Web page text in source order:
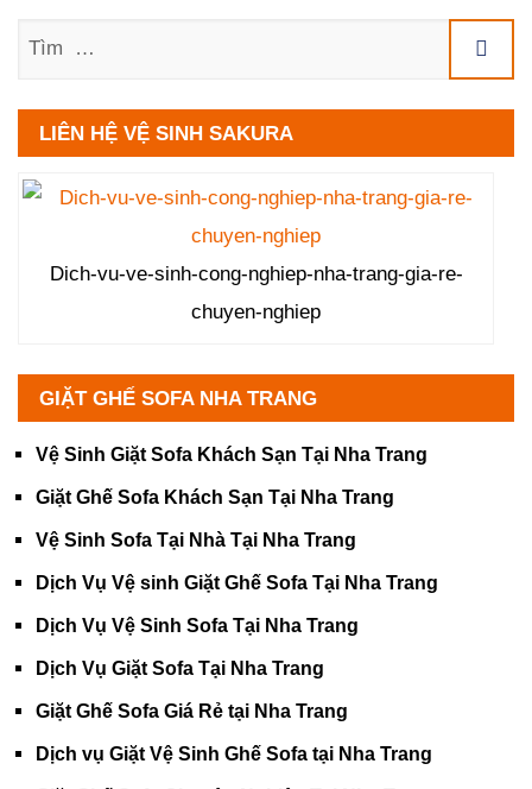
LIÊN HỆ VỆ SINH SAKURA
Dich-vu-ve-sinh-cong-nghiep-nha-trang-gia-re-
chuyen-nghiep
GIẶT GHẾ SOFA NHA TRANG
Vệ Sinh Giặt Sofa Khách Sạn Tại Nha Trang
Giặt Ghế Sofa Khách Sạn Tại Nha Trang
Vệ Sinh Sofa Tại Nhà Tại Nha Trang
Dịch Vụ Vệ sinh Giặt Ghế Sofa Tại Nha Trang
Dịch Vụ Vệ Sinh Sofa Tại Nha Trang
Dịch Vụ Giặt Sofa Tại Nha Trang
Giặt Ghế Sofa Giá Rẻ tại Nha Trang
Dịch vụ Giặt Vệ Sinh Ghế Sofa tại Nha Trang